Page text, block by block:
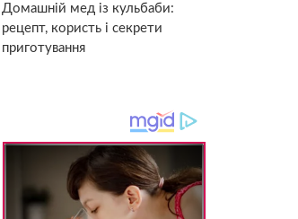
Домашній мед із кульбаби:
рецепт, користь і секрети
приготування